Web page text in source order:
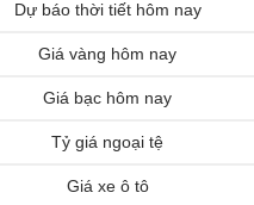
Dự báo thời tiết hôm nay
Giá vàng hôm nay
Giá bạc hôm nay
Tỷ giá ngoại tệ
Giá xe ô tô